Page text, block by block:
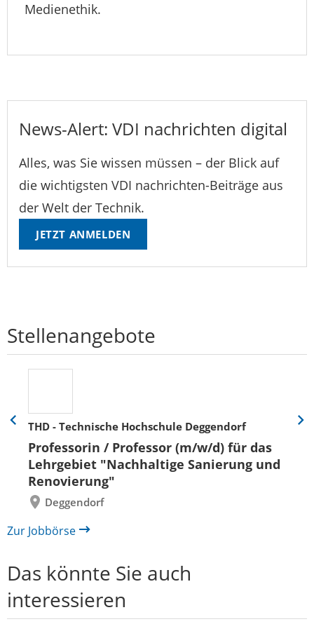
Medienethik.
News-Alert: VDI nachrichten digital
Alles, was Sie wissen müssen – der Blick auf
die wichtigsten VDI nachrichten-Beiträge aus
der Welt der Technik.
JETZT ANMELDEN
Stellenangebote
THD - Technische Hochschule Deggendorf
Professorin / Professor (m/w/d) für das
Lehrgebiet "Nachhaltige Sanierung und
Renovierung"
Deggendorf
Eine
zurück
Eine
Zur Jobbörse
Das könnte Sie auch
interessieren